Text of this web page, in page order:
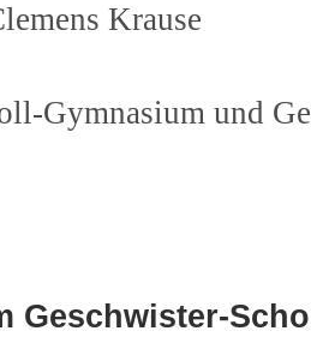
Krause
Gymnasium und
Geschwister-